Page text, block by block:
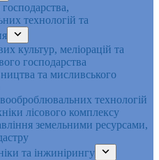
технологій та
культур, меліорацій та
господарства
та мисливського
технологій
лісового комплексу
земельними ресурсами,
та інжинірингу